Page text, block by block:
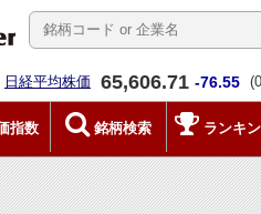
日経平均株価 65,606.71 -76.55
指数 銘柄検索 ランキ